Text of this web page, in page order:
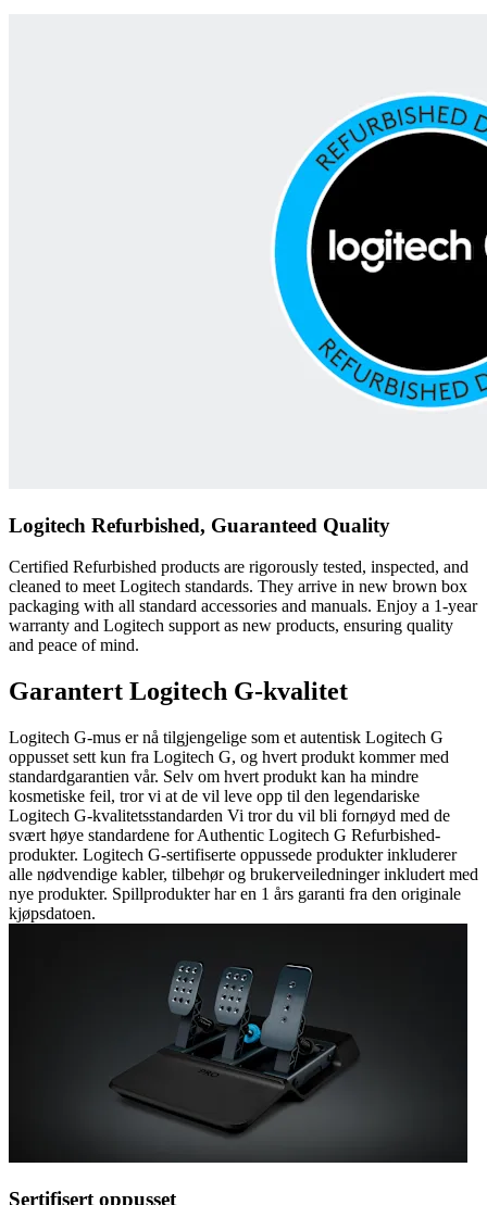
Logitech Refurbished, Guaranteed Quality
Certified Refurbished products are rigorously tested, inspected, and
cleaned to meet Logitech standards. They arrive in new brown box
packaging with all standard accessories and manuals. Enjoy a 1-year
warranty and Logitech support as new products, ensuring quality
and peace of mind.
Garantert Logitech G-kvalitet
Logitech G-mus er nå tilgjengelige som et autentisk Logitech G
oppusset sett kun fra Logitech G, og hvert produkt kommer med
standardgarantien vår. Selv om hvert produkt kan ha mindre
kosmetiske feil, tror vi at de vil leve opp til den legendariske
Logitech G-kvalitetsstandarden Vi tror du vil bli fornøyd med de
svært høye standardene for Authentic Logitech G Refurbished-
produkter. Logitech G-sertifiserte oppussede produkter inkluderer
alle nødvendige kabler, tilbehør og brukerveiledninger inkludert med
nye produkter. Spillprodukter har en 1 års garanti fra den originale
kjøpsdatoen.
Sertifisert oppusset